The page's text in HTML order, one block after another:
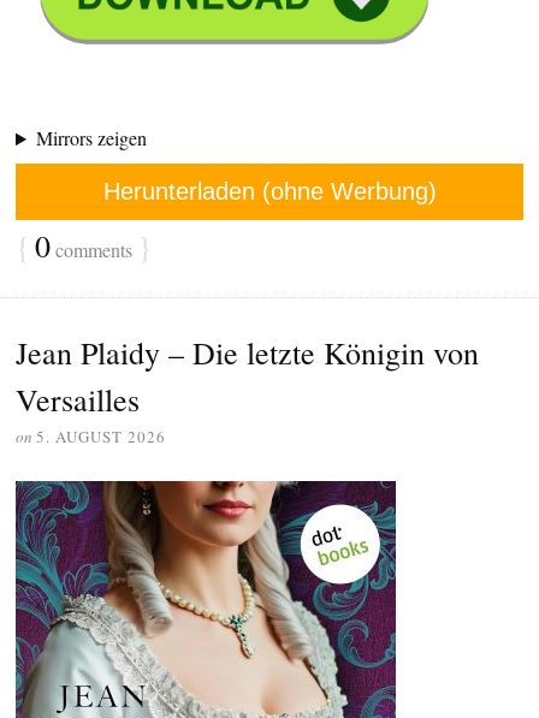
Mirrors zeigen
Herunterladen (ohne Werbung)
{ 0comments }
Jean Plaidy – Die letzte Königin von
Versailles
on 5. AUGUST 2026